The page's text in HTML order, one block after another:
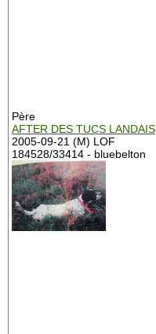
Père
AFTER DES TUCS LANDAIS
2005-09-21 (M) LOF
184528/33414 - bluebelton